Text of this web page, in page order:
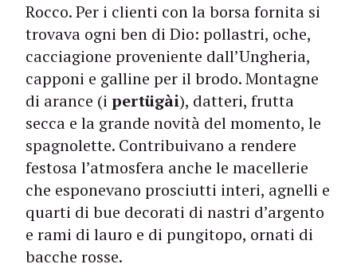
Rocco. Per i clienti con la borsa fornita si
trovava ogni ben di Dio: pollastri, oche,
cacciagione proveniente dall’Ungheria,
capponi e galline per il brodo. Montagne
di arance (i pertügài), datteri, frutta
secca e la grande novità del momento, le
spagnolette. Contribuivano a rendere
festosa l’atmosfera anche le macellerie
che esponevano prosciutti interi, agnelli e
quarti di bue decorati di nastri d’argento
e rami di lauro e di pungitopo, ornati di
bacche rosse.